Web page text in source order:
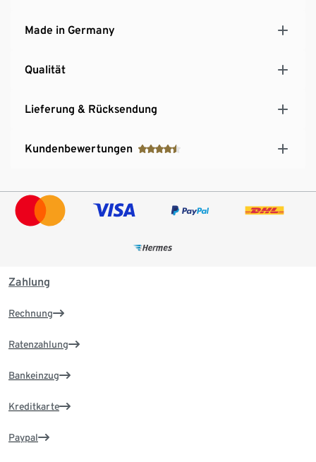
Made in Germany
Qualität
Lieferung & Rücksendung
Kundenbewertungen
Zahlung
Rechnung
Ratenzahlung
Bankeinzug
Kreditkarte
Paypal